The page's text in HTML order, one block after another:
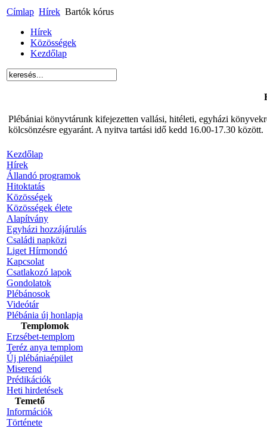
Címlap Hírek Bartók kórus
Hírek
Közösségek
Kezdőlap
Plébániai könyvtárunk kifejezetten vallási, hitéleti, egyházi
kölcsönzésre egyaránt. A nyitva tartási idő kedd 16.00-17.30 között.
Kezdőlap
Hírek
Állandó programok
Hitoktatás
Közösségek
Közösségek élete
Alapítvány
Egyházi hozzájárulás
Családi napközi
Liget Hírmondó
Kapcsolat
Csatlakozó lapok
Gondolatok
Plébánosok
Videótár
Plébánia új honlapja
Templomok
Erzsébet-templom
Teréz anya templom
Új plébániaépület
Miserend
Prédikációk
Heti hirdetések
Temető
Információk
Története